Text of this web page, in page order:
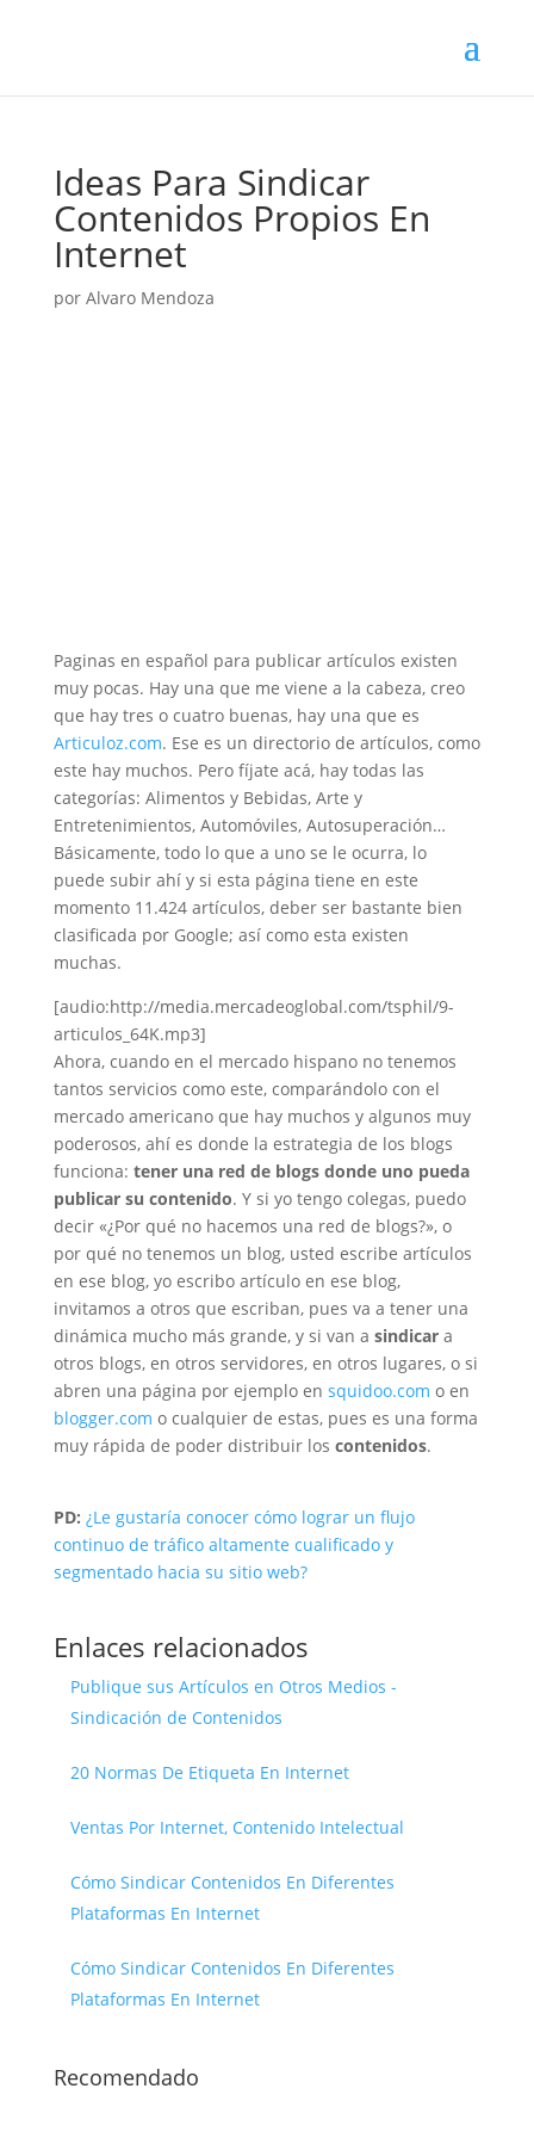
Ideas Para Sindicar
Contenidos Propios En
Internet
por Alvaro Mendoza
Paginas en español para publicar artículos existen
muy pocas. Hay una que me viene a la cabeza, creo
que hay tres o cuatro buenas, hay una que es
Articuloz.com. Ese es un directorio de artículos, como
este hay muchos. Pero fíjate acá, hay todas las
categorías: Alimentos y Bebidas, Arte y
Entretenimientos, Automóviles, Autosuperación…
Básicamente, todo lo que a uno se le ocurra, lo
puede subir ahí y si esta página tiene en este
momento 11.424 artículos, deber ser bastante bien
clasificada por Google; así como esta existen
muchas.
[audio:http://media.mercadeoglobal.com/tsphil/9-
articulos_64K.mp3]
Ahora, cuando en el mercado hispano no tenemos
tantos servicios como este, comparándolo con el
mercado americano que hay muchos y algunos muy
poderosos, ahí es donde la estrategia de los blogs
funciona: tener una red de blogs donde uno pueda
publicar su contenido. Y si yo tengo colegas, puedo
decir «¿Por qué no hacemos una red de blogs?», o
por qué no tenemos un blog, usted escribe artículos
en ese blog, yo escribo artículo en ese blog,
invitamos a otros que escriban, pues va a tener una
dinámica mucho más grande, y si van a sindicara
otros blogs, en otros servidores, en otros lugares, o si
abren una página por ejemplo en squidoo.com o en
blogger.com o cualquier de estas, pues es una forma
muy rápida de poder distribuir los contenidos.
PD: ¿Le gustaría conocer cómo lograr un flujo
continuo de tráfico altamente cualificado y
segmentado hacia su sitio web?
Enlaces relacionados
Publique sus Artículos en Otros Medios -
Sindicación de Contenidos
20 Normas De Etiqueta En Internet
Ventas Por Internet, Contenido Intelectual
Cómo Sindicar Contenidos En Diferentes
Plataformas En Internet
Cómo Sindicar Contenidos En Diferentes
Plataformas En Internet
Recomendado